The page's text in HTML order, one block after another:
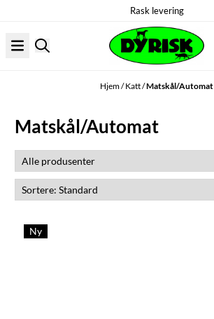
Rask levering
Hjem/Katt/Matskål/Automat
Matskål/Automat
Ny